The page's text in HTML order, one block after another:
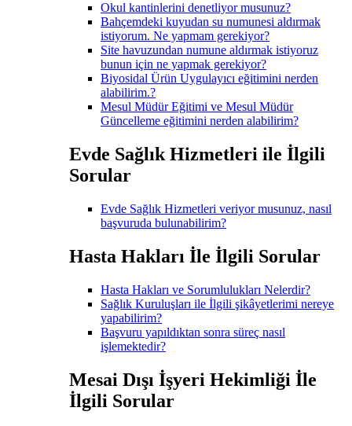
Okul kantinlerini denetliyor musunuz?
Bahçemdeki kuyudan su numunesi aldırmak
istiyorum. Ne yapmam gerekiyor?
Site havuzundan numune aldırmak istiyoruz
bunun için ne yapmak gerekiyor?
Biyosidal Ürün Uygulayıcı eğitimini nerden
alabilirim.?
Mesul Müdür Eğitimi ve Mesul Müdür
Güncelleme eğitimini nerden alabilirim?
Evde Sağlık Hizmetleri ile İlgili
Sorular
Evde Sağlık Hizmetleri veriyor musunuz, nasıl
başvuruda bulunabilirim?
Hasta Hakları İle İlgili Sorular
Hasta Hakları ve Sorumlulukları Nelerdir?
Sağlık Kuruluşları ile İlgili şikâyetlerimi nereye
yapabilirim?
Başvuru yapıldıktan sonra süreç nasıl
işlemektedir?
Mesai Dışı İşyeri Hekimliği İle
İlgili Sorular